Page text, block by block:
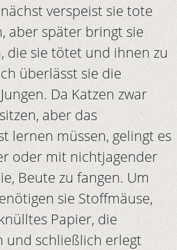
verspeist sie tote
aber später bringt sie
die sie tötet und ihnen zu
überlässt sie die
Da Katzen zwar
aber das
lernen müssen, gelingt es
oder mit nichtjagender
Beute zu fangen. Um
sie Stoffmäuse,
Papier, die
und schließlich erlegt